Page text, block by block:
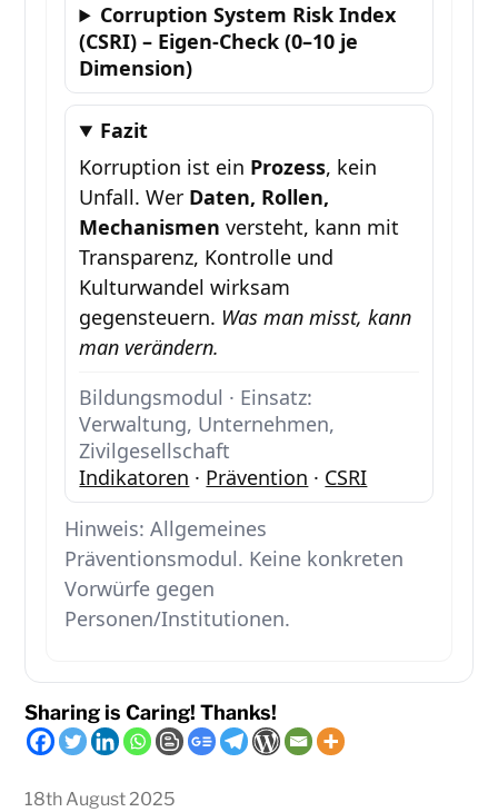
Corruption System Risk Index
(CSRI) – Eigen-Check (0–10 je
Dimension)
Fazit
Korruption ist ein Prozess, kein
Unfall. Wer Daten, Rollen,
Mechanismen versteht, kann mit
Transparenz, Kontrolle und
Kulturwandel wirksam
gegensteuern. Was man misst, kann
man verändern.
Bildungsmodul · Einsatz:
Verwaltung, Unternehmen,
Zivilgesellschaft
Indikatoren · Prävention · CSRI
Hinweis: Allgemeines
Präventionsmodul. Keine konkreten
Vorwürfe gegen
Personen/Institutionen.
Sharing is Caring! Thanks!
18th August 2025